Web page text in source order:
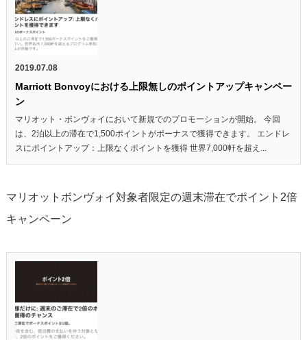
2019.07.08
Marriott Bonvoyにおける上限無しのポイントアップキャンペー
ン
マリオット・ボンヴォイにおいて新規でのプロモーションが開始。 今回
は、2泊以上の滞在で1,500ポイントがボーナスで獲得できます。 エンドレ
スにポイントアップ：上限なくポイントを獲得 世界7,000軒を超え...
マリオットボンヴォイ対象者限定の週末滞在でポイント2倍
キャンペーン